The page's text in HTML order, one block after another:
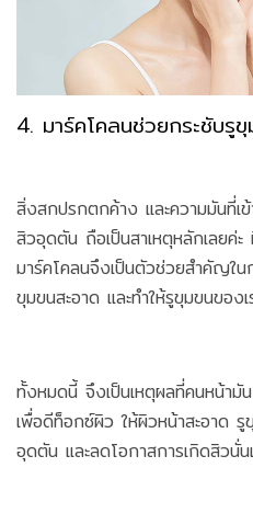
4. มาร์คโคลนช่วยกระชับรู
สิ่งสกปรกตกค้าง และความมันที่เ
สิวอุดตัน ถือเป็นสาเหตุหลักเลยค่
มาร์คโคลนจึงเป็นตัวช่วยสำคัญใ
ขุมขนสะอาด และทำให้รูขุมขนของ
ทั้งหมดนี้ จึงเป็นเหตุผลที่คนหน้ามั
เพื่อดีท็อกซ์ผิว ให้ผิวหน้าสะอาด รู
อุดตัน และลดโอกาสการเกิดสิวนั่